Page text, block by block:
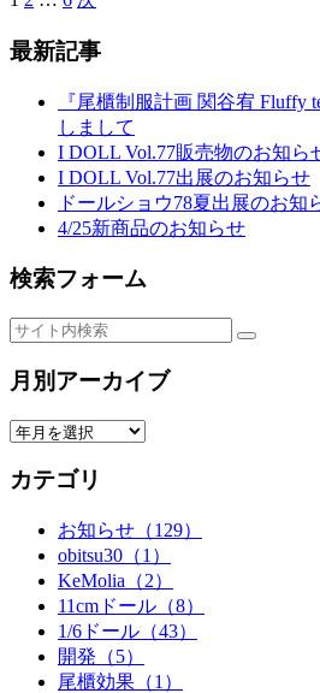
投
稿
り
最新記事
『尾櫃制服計画 関谷宥 Fluffy
しまして
I DOLL Vol.77販売物のお知ら
I DOLL Vol.77出展のお知らせ
ドールショウ78夏出展のお知
4/25新商品のお知らせ
検索フォーム
月別アーカイブ
カテゴリ
お知らせ（129）
obitsu30（1）
KeMolia（2）
11cmドール（8）
1/6ドール（43）
開発（5）
尾櫃効果（1）